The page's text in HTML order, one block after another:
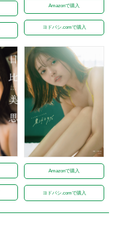
Amazonで購入
ヨドバシ.comで購入
Amazonで購入
ヨドバシ.comで購入